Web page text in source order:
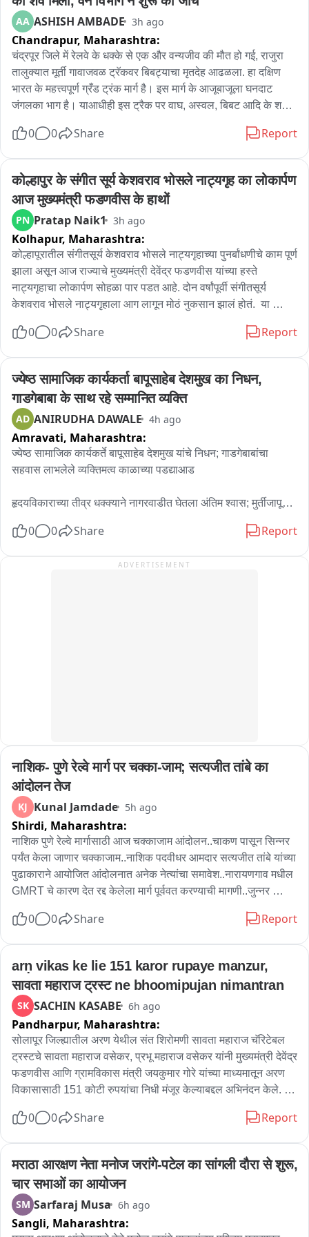
AA ASHISH AMBADE 3h ago
Chandrapur, Maharashtra:
चंद्रपूर जिले में रेलवे के धक्के से एक और वन्यजीव की मौत हो गई, राजुरा
तालुक्यात मूर्ती गावाजवळ ट्रॅकवर बिबट्याचा मृतदेह आढळला. हा दक्षिण
भारत के महत्त्वपूर्ण ग्रँड ट्रंक मार्ग है। इस मार्ग के आजूबाजूला घनदाट
जंगलका भाग है। याआधीही इस ट्रैक पर वाघ, अस्वल, बिबट आदि के शव
0 0 Share Report
कोल्हापुर के संगीत सूर्य केशवराव भोसले नाट्यगृह का लोकार्पण
आज मुख्यमंत्री फडणवीस के हाथों
PN Pratap Naik1 3h ago
Kolhapur, Maharashtra:
कोल्हापूरातील संगीतसूर्य केशवराव भोसले नाट्यगृहाच्या पुनर्बांधणीचे काम पूर्ण
झाला असून आज राज्याचे मुख्यमंत्री देवेंद्र फडणवीस यांच्या हस्ते
नाट्यगृहाचा लोकार्पण सोहळा पार पडत आहे. दोन वर्षांपूर्वी संगीतसूर्य
केशवराव भोसले नाट्यगृहाला आग लागून मोठं नुकसान झालं होतं.  या
यांच्या पाठपुराव्यामुळे या नाट्यगृहाची पुनर्बांधणी दिमाखात करण्यात आली.
0 0 Share Report
ज्येष्ठ सामाजिक कार्यकर्ता बापूसाहेब देशमुख का निधन,
गाडगेबाबा के साथ रहे सम्मानित व्यक्ति
AD ANIRUDHA DAWALE 4h ago
Amravati, Maharashtra:
ज्येष्ठ सामाजिक कार्यकर्ते बापूसाहेब देशमुख यांचे निधन; गाडगेबाबांचा
सहवास लाभलेले व्यक्तिमत्व काळाच्या पडद्याआड
हृदयविकाराच्या तीव्र धक्क्याने नागरवाडीत घेतला अंतिम श्वास; मुर्तीजापूर
अंत्यसंस्कारासाठी तयारी सुरु असल्याची माहिती देण्यात आली आहे.
0 0 Share Report
ADVERTISEMENT
नाशिक- पुणे रेल्वे मार्ग पर चक्का-जाम; सत्यजीत तांबे का
आंदोलन तेज
KJ Kunal Jamdade 5h ago
Shirdi, Maharashtra:
नाशिक पुणे रेल्वे मार्गासाठी आज चक्काजाम आंदोलन..चाकण पासून सिन्नर
पर्यंत केला जाणार चक्काजाम..नाशिक पदवीधर आमदार सत्यजीत तांबे यांच्या
पुढाकाराने आयोजित आंदोलनात अनेक नेत्यांचा समावेश..नारायणगाव मधील
GMRT चे कारण देत रद्द केलेला मार्ग पूर्ववत करण्याची मागणी..जुन्नर
बाळासाहेब थोरात तर सिन्नर तालुक्यातील गोंदे फाटा येथील समृद्धी
मार्गासाठी महायुती सरकारने दोन दिवसापूर्वी ज्येष्ठ शास्त्रज्ञ अनिल
काकोडकर यांच्या नेतृत्वात समिती स्थापन केली असून GMRT बाबत
समितीचा अहवाल घेतला जाणार आहे
0 0 Share Report
arṇ vikas ke lie 151 karor rupaye manzur,
सावता महाराज ट्रस्ट ne bhoomipujan nimantran
SK SACHIN KASABE 6h ago
Pandharpur, Maharashtra:
सोलापूर जिल्ह्यातील अरण येथील संत शिरोमणी सावता महाराज चॅरिटेबल
ट्रस्टचे सावता महाराज वसेकर, प्रभू महाराज वसेकर यांनी मुख्यमंत्री देवेंद्र
फडणवीस आणि ग्रामविकास मंत्री जयकुमार गोरे यांच्या माध्यमातून अरण
विकासासाठी 151 कोटी रुपयांचा निधी मंजूर केल्याबद्दल अभिनंदन केले.
निमंत्रण मुख्यमंत्र्यांना देण्यात आले.
0 0 Share Report
मराठा आरक्षण नेता मनोज जरांगे-पटेल का सांगली दौरा से शुरू,
चार सभाओं का आयोजन
SM Sarfaraj Musa 6h ago
Sangli, Maharashtra: